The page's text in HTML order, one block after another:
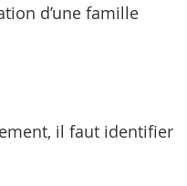
d’une famille
il faut identifier